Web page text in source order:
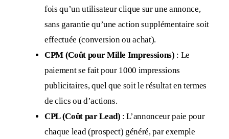
fois qu’un utilisateur clique sur une annonce,
sans garantie qu’une action supplémentaire soit
effectuée (conversion ou achat).
CPM (Coût pour Mille Impressions) : Le
paiement se fait pour 1000 impressions
publicitaires, quel que soit le résultat en termes
de clics ou d’actions.
CPL (Coût par Lead) : L’annonceur paie pour
chaque lead (prospect) généré, par exemple